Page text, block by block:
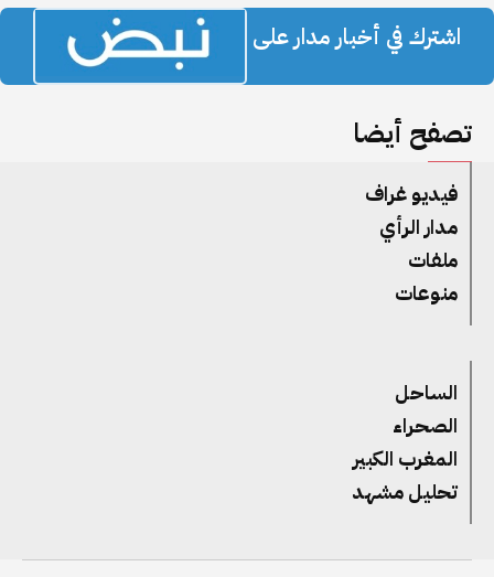
اشترك في أخبار مدار على
تصفح أيضا
فيديو غراف
مدار الرأي
ملفات
منوعات
الساحل
الصحراء
المغرب الكبير
تحليل مشهد